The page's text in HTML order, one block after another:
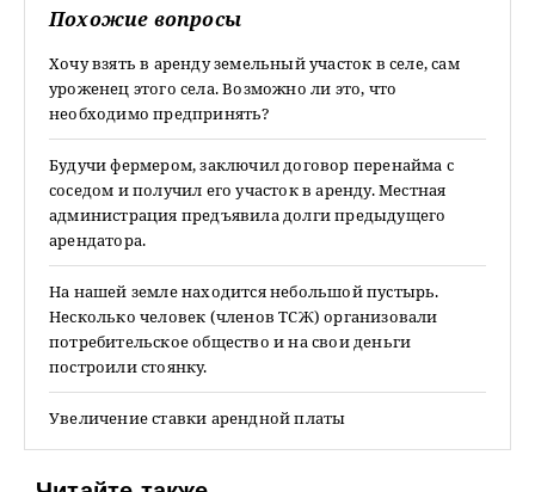
Похожие вопросы
Хочу взять в аренду земельный участок в селе, сам
уроженец этого села. Возможно ли это, что
необходимо предпринять?
Будучи фермером, заключил договор перенайма с
соседом и получил его участок в аренду. Местная
администрация предъявила долги предыдущего
арендатора.
На нашей земле находится небольшой пустырь.
Несколько человек (членов ТСЖ) организовали
потребительское общество и на свои деньги
построили стоянку.
Увеличение ставки арендной платы